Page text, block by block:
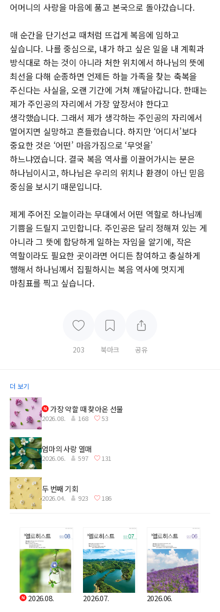
어머니의 사랑을 마음에 품고 본국으로 돌아갔습니다.
매 순간을 단기선교 때처럼 뜨겁게 복음에 임하고
싶습니다. 나를 중심으로, 내가 하고 싶은 일을 내 계획과
방식대로 하는 것이 아니라 처한 위치에서 하나님의 뜻에
최선을 다해 순종하면 언제든 하늘 가족을 찾는 축복을
주신다는 사실을, 오랜 기간에 거쳐 깨달아갑니다. 한때는
제가 주인공의 자리에서 가장 앞장서야 한다고
생각했습니다. 그래서 제가 생각하는 주인공의 자리에서
멀어지면 실망하고 흔들렸습니다. 하지만 ‘어디서’보다
중요한 것은 ‘어떤’ 마음가짐으로 ‘무엇을’
하느냐였습니다. 결국 복음 역사를 이끌어가시는 분은
하나님이시고, 하나님은 우리의 위치나 환경이 아닌 믿음
중심을 보시기 때문입니다.
제게 주어진 오늘이라는 무대에서 어떤 역할로 하나님께
기쁨을 드릴지 고민합니다. 주인공은 달리 정해져 있는 게
아니라 그 뜻에 합당하게 일하는 자임을 알기에, 작은
역할이라도 필요한 곳이라면 어디든 참여하고 충실하게
행해서 하나님께서 집필하시는 복음 역사에 멋지게
마침표를 찍고 싶습니다.
203 북마크 공유
더 보기
가장 약할 때 찾아온 선물
2026.08. 168 53
엄마의 사랑 열매
2026.06. 597 131
두 번째 기회
2026.04. 923 186
2026.08. 2026.07. 2026.06.